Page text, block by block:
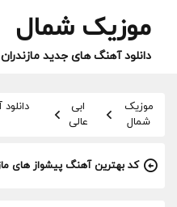
موزیک شمال
دانلود آهنگ های جدید مازندران
موزیک
شمال
ابی
عالی
کد بهترین آهنگ پیشواز های